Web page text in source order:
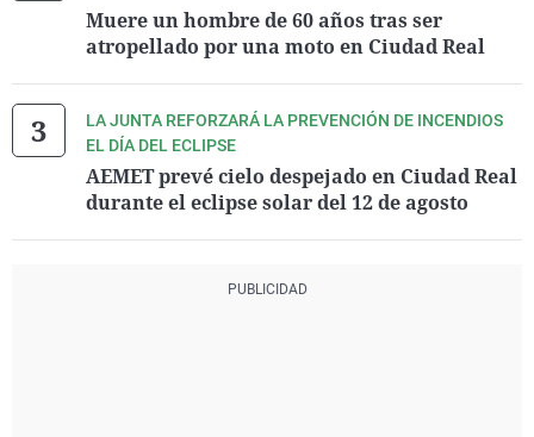
Muere un hombre de 60 años tras ser
atropellado por una moto en Ciudad Real
LA JUNTA REFORZARÁ LA PREVENCIÓN DE INCENDIOS
EL DÍA DEL ECLIPSE
AEMET prevé cielo despejado en Ciudad Real
durante el eclipse solar del 12 de agosto